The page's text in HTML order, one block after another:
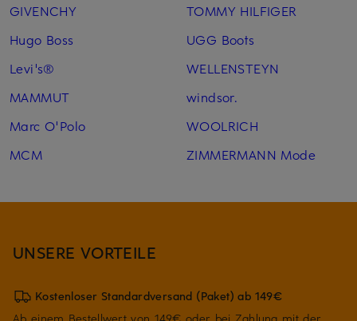
GIVENCHY
Hugo Boss
Levi's®
MAMMUT
Marc O'Polo
MCM
TOMMY HILFIGER
UGG Boots
WELLENSTEYN
windsor.
WOOLRICH
ZIMMERMANN Mode
UNSERE VORTEILE
Kostenloser Standardversand (Paket) ab 149€
Ab einem Bestellwert von 149€ oder bei Zahlung mit der